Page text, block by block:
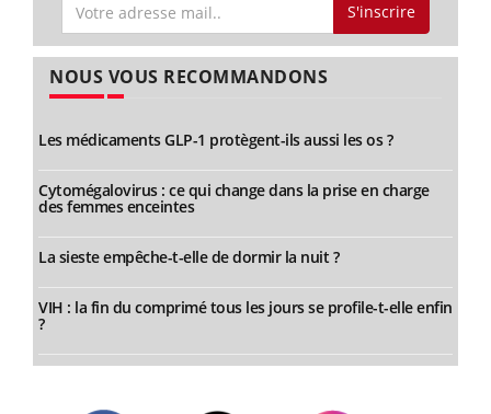
S'inscrire
NOUS VOUS RECOMMANDONS
Les médicaments GLP-1 protègent-ils aussi les os ?
Cytomégalovirus : ce qui change dans la prise en charge
des femmes enceintes
La sieste empêche-t-elle de dormir la nuit ?
VIH : la fin du comprimé tous les jours se profile-t-elle enfin
?